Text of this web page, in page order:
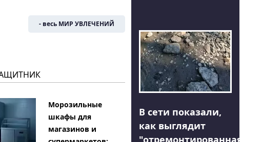
- весь МИР УВЛЕЧЕНИЙ
Морозильные
шкафы для
магазинов и
В сети показали,
как выглядит
"отремонтированная"